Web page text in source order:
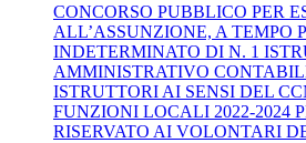
CONCORSO PUBBLICO PER
ALL’ASSUNZIONE, A TEMPO
INDETERMINATO DI N. 1
AMMINISTRATIVO
ISTRUTTORI AI SENSI DEL
FUNZIONI LOCALI 2022-2024
RISERVATO AI VOLONTARI